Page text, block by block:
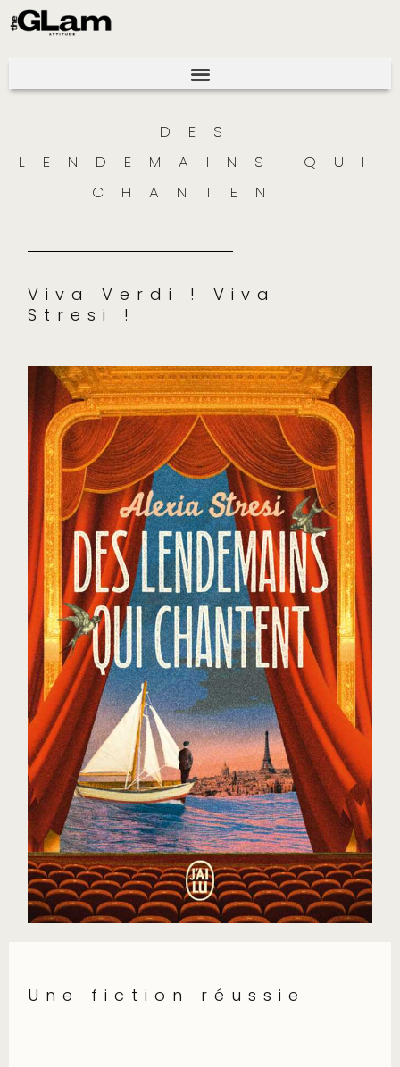
DES
LENDEMAINS QUI
CHANTENT
Viva Verdi ! Viva
Stresi !
Une fiction réussie